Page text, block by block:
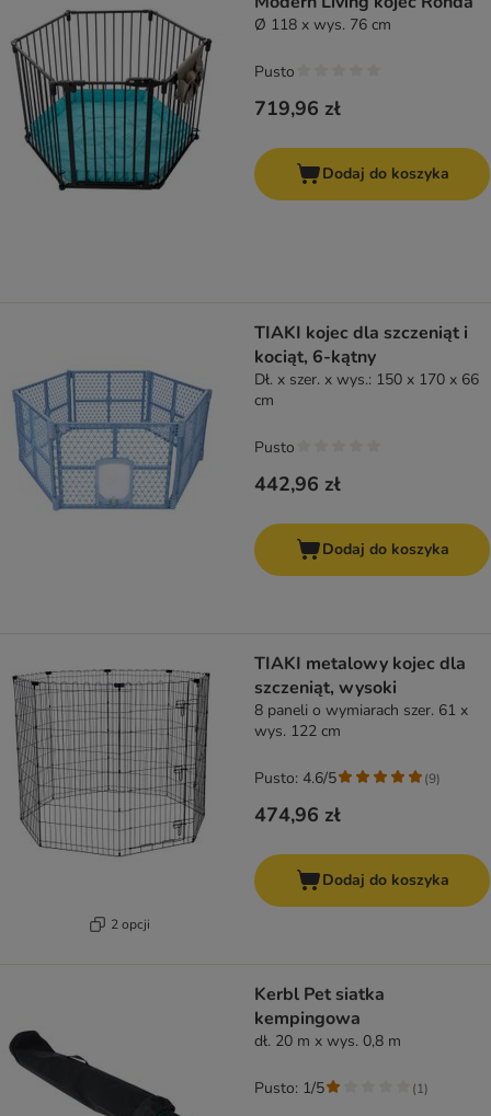
Ø 118 x wys. 76 cm
719,96 zł
Pusto
Dodaj do koszyka
TIAKI kojec dla szczeniąt i
kociąt, 6-kątny
Dł. x szer. x wys.: 150 x 170 x 66
cm
442,96 zł
Pusto
Dodaj do koszyka
2 opcji
TIAKI metalowy kojec dla
szczeniąt, wysoki
8 paneli o wymiarach szer. 61 x
wys. 122 cm
474,96 zł
Pusto: 4.6/5 (9)
Dodaj do koszyka
Kerbl Pet siatka
kempingowa
dł. 20 m x wys. 0,8 m
Pusto: 1/5 (1)